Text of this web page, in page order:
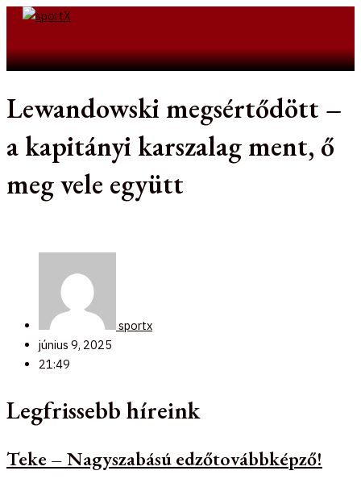
Skip
Lewandowski megsértődött –
a kapitányi karszalag ment, ő
meg vele együtt
sportx
június 9, 2025
21:49
Legfrissebb híreink
Teke – Nagyszabású edzőtovábbképző!